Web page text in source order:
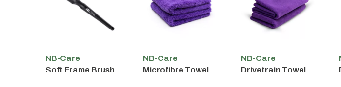
Frame Brush
Microfibre Towel
Drivetrain Towel
Drivetrain Brush